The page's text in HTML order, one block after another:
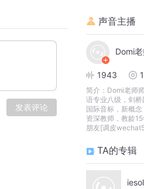
发表评论
声音主播
Domi
1943
简介： Domi老师
语专业八级，剑桥
国际音标，新概
资深教师，教龄
朋友[调皮
TA的专辑